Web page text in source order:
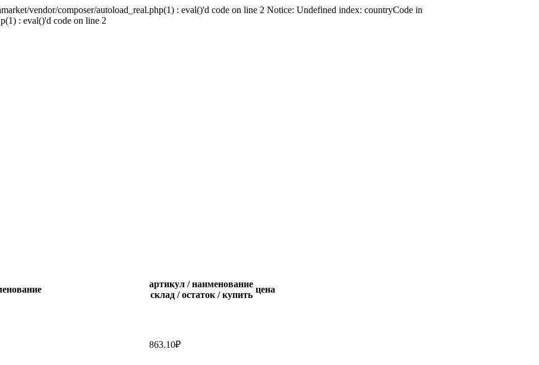
vendor/composer/autoload_real.php(1) : eval()'d code on line 2 Notice: Undefined index: countryCode in
: eval()'d code on line 2
артикул / наименование
склад / остаток / купить
цена
863.10₽